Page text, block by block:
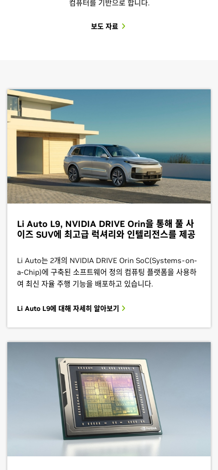
컴퓨터를 기반으로 합니다.
보도 자료
Li Auto L9, NVIDIA DRIVE Orin을 통해 풀 사
이즈 SUV에 최고급 럭셔리와 인텔리전스를 제공
Li Auto는 2개의 NVIDIA DRIVE Orin SoC(Systems-on-
a-Chip)에 구축된 소프트웨어 정의 컴퓨팅 플랫폼을 사용하
여 최신 자율 주행 기능을 배포하고 있습니다.
Li Auto L9에 대해 자세히 알아보기